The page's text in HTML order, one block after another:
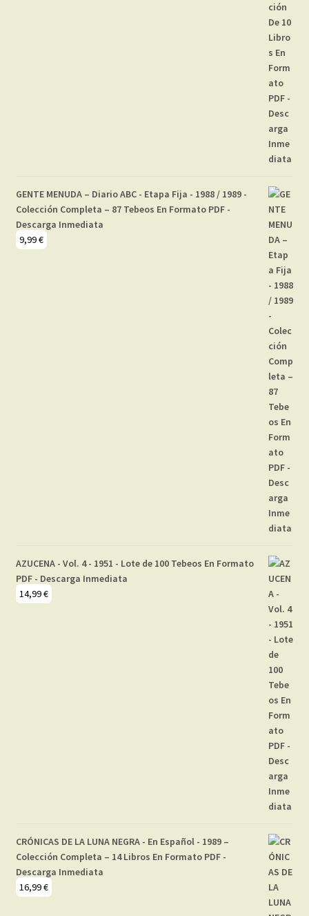
GENTE MENUDA – Diario ABC - Etapa Fija - 1988 / 1989 -
Colección Completa – 87 Tebeos En Formato PDF -
Descarga Inmediata
9,99€
AZUCENA - Vol. 4 - 1951 - Lote de 100 Tebeos En Formato
PDF - Descarga Inmediata
14,99€
CRÓNICAS DE LA LUNA NEGRA - En Español - 1989 –
Colección Completa – 14 Libros En Formato PDF -
Descarga Inmediata
16,99€